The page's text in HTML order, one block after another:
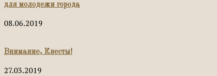
для молодежи города
08.06.2019
Внимание, Квесты!
27.03.2019